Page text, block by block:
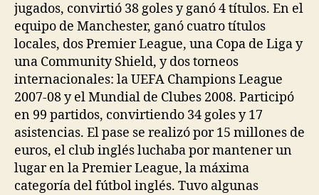
jugados, convirtió 38 goles y ganó 4 títulos. En el
equipo de Manchester, ganó cuatro títulos
locales, dos Premier League, una Copa de Liga y
una Community Shield, y dos torneos
internacionales: la UEFA Champions League
2007-08 y el Mundial de Clubes 2008. Participó
en 99 partidos, convirtiendo 34 goles y 17
asistencias. El pase se realizó por 15 millones de
euros, el club inglés luchaba por mantener un
lugar en la Premier League, la máxima
categoría del fútbol inglés. Tuvo algunas